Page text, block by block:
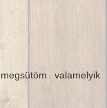
valamelyik